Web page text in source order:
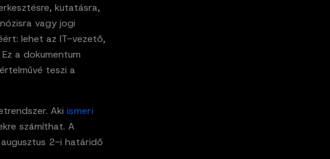
kutatásra,
vagy jogi
lehet az IT-vezető,
a dokumentum
teszi a
Aki ismeri
számíthat. A
2-i határidő